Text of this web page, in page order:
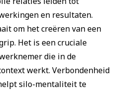
en resultaten.
om het creëren van een
Het is een cruciale
die in de
werkt. Verbondenheid
silo-mentaliteit te